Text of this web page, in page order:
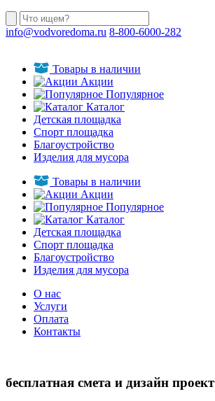
info@vodvoredoma.ru 8-800-6000-282
Товары в наличии
Акции
Популярное
Каталог
Детская площадка
Спорт площадка
Благоустройство
Изделия для мусора
Товары в наличии
Акции
Популярное
Каталог
Детская площадка
Спорт площадка
Благоустройство
Изделия для мусора
О нас
Услуги
Оплата
Контакты
бесплатная смета и дизайн проект